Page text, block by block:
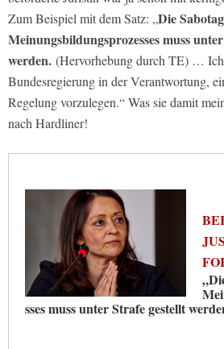
Zum Beispiel mit dem Satz: „Die
Meinungsbildungsprozesses muss
werden. (Hervorhebung durch TE) … Ich
Bundesregierung in der Verantwortung,
Regelung vorzulegen.“ Was sie damit
nach Hardliner!
sses muss unter Strafe gestellt